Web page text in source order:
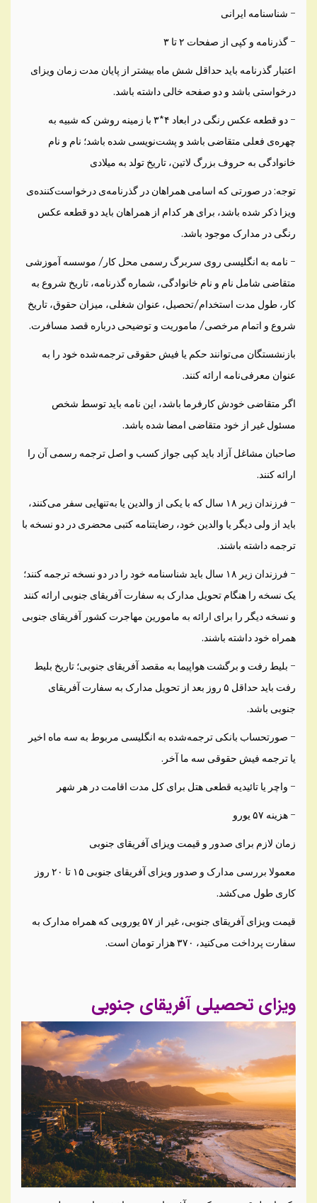
– شناسنامه ایرانی
– گذرنامه و کپی از صفحات ۲ تا ۳
اعتبار گذرنامه باید حداقل شش ماه بیشتر از پایان مدت زمان ویزای
درخواستی باشد و دو صفحه خالی داشته باشد.
– دو قطعه عکس رنگی در ابعاد ۴*۳ با زمینه روشن که شبیه به
چهره‌ی فعلی متقاضی باشد و پشت‌نویسی شده باشد؛ نام و نام
خانوادگی به حروف بزرگ لاتین، تاریخ تولد به میلادی
توجه: در صورتی که اسامی همراهان در گذرنامه‌ی درخواست‌کننده‌ی
ویزا ذکر شده باشد، برای هر کدام از همراهان باید دو قطعه عکس
رنگی در مدارک موجود باشد.
– نامه به انگلیسی روی سربرگ رسمی محل کار/ موسسه آموزشی
متقاضی شامل نام و نام خانوادگی، شماره گذرنامه، تاریخ شروع به
کار، طول مدت استخدام/تحصیل، عنوان شغلی، میزان حقوق،‌ تاریخ
شروع و اتمام مرخصی/ ماموریت و توضیحی درباره قصد مسافرت.
بازنشستگان می‌توانند حکم یا فیش حقوقی ترجمه‌شده خود را به‌
عنوان معرفی‌نامه ارائه کنند.
اگر متقاضی خودش کارفرما باشد، این نامه باید توسط شخص
مسئول غیر از خود متقاضی امضا شده باشد.
صاحبان مشاغل آزاد باید کپی جواز کسب و اصل ترجمه رسمی آن را
ارائه کنند.
– فرزندان زیر ۱۸ سال که با یکی از والدین یا به‌تنهایی سفر می‌کنند،
باید از ولی دیگر یا والدین خود، رضایتنامه کتبی محضری در دو نسخه با
ترجمه داشته باشند.
– فرزندان زیر ۱۸ سال باید شناسنامه خود را در دو نسخه ترجمه کنند؛
یک نسخه را هنگام تحویل مدارک به سفارت آفریقای جنوبی ارائه کنند
و نسخه دیگر را برای ارائه به مامورین مهاجرت کشور آفریقای جنوبی
همراه خود داشته باشند.
– بلیط رفت و برگشت هواپیما به مقصد آفریقای جنوبی؛ تاریخ بلیط
رفت باید حداقل ۵ روز بعد از تحویل مدارک به سفارت آفریقای
جنوبی باشد.
– صورتحساب بانکی ترجمه‌شده به انگلیسی مربوط به سه ماه اخیر
یا ترجمه فیش حقوقی سه ما آخر.
– واچر یا تائیدیه قطعی هتل برای کل مدت اقامت در هر شهر
– هزینه ۵۷ یورو
زمان لازم برای صدور و قیمت ویزای آفریقای جنوبی
معمولا بررسی مدارک و صدور ویزای آفریقای جنوبی ۱۵ تا ۲۰ روز
کاری طول می‌کشد.
قیمت ویزای آفریقای جنوبی، غیر از ۵۷ یورویی که همراه مدارک به
سفارت پرداخت می‌کنید، ۳۷۰ هزار تومان است.
ویزای تحصیلی آفریقای جنوبی